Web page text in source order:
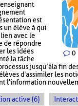
0
est
un élève à qui
avec le
de répondre
les idées
la tâche
jusqu’à la fin
d'assimiler les
l'information
active (6)